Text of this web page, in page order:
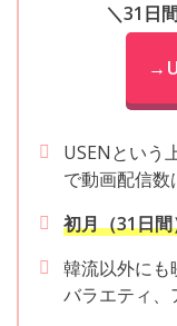
＼31日
USENという
で動画配信数
初月（31日
韓流以外にも
バラエティ、